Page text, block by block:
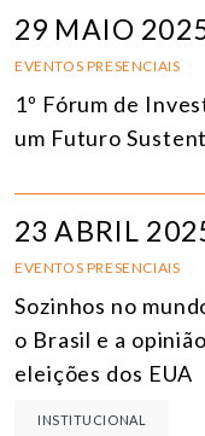
29 MAIO
EVENTOS PRESENCIAIS
1º Fórum de
um Futuro
23 ABRIL
EVENTOS PRESENCIAIS
Sozinhos no
o Brasil e a
eleições dos EUA
INSTITUCIONAL